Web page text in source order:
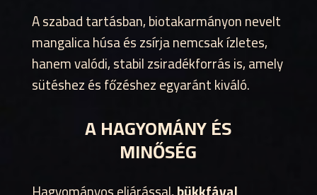
A szabad tartásban, biotakarmányon nevelt
mangalica húsa és zsírja nemcsak ízletes,
hanem valódi, stabil zsiradékforrás is, amely
sütéshez és főzéshez egyaránt kiváló.
A HAGYOMÁNY ÉS
MINŐSÉG